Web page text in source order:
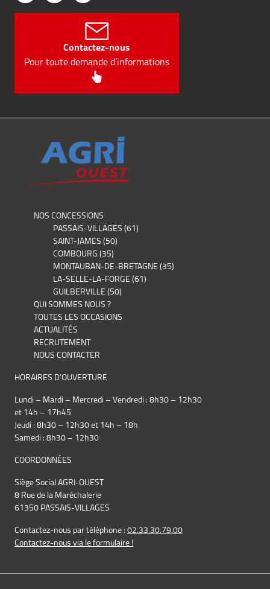
Contactez-nous
Pour toute demande d’informations
NOS CONCESSIONS
PASSAIS-VILLAGES (61)
SAINT-JAMES (50)
COMBOURG (35)
MONTAUBAN-DE-BRETAGNE (35)
LA-SELLE-LA-FORGE (61)
GUILBERVILLE (50)
QUI SOMMES NOUS ?
TOUTES LES OCCASIONS
ACTUALITÉS
RECRUTEMENT
NOUS CONTACTER
HORAIRES D’OUVERTURE
Lundi – Mardi – Mercredi – Vendredi : 8h30 – 12h30
et 14h – 17h45
Jeudi : 8h30 – 12h30 et 14h – 18h
Samedi : 8h30 – 12h30
COORDONNÉES
Siège Social AGRI-OUEST
8 Rue de la Maréchalerie
61350 PASSAIS-VILLAGES
Contactez-nous par téléphone : 02.33.30.79.00
Contactez-nous via le formulaire !